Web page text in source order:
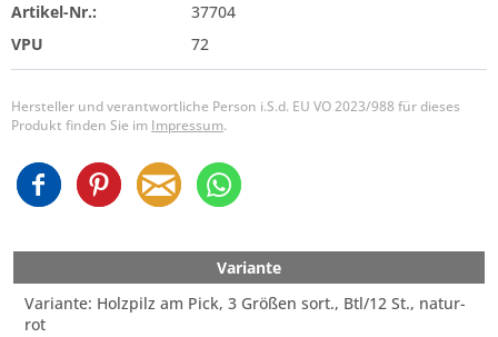
Artikel-Nr.:
37704
VPU
72
Hersteller und verantwortliche Person i.S.d. EU VO 2023/988 für dieses
Produkt finden Sie im Impressum.
Variante
Variante: Holzpilz am Pick, 3 Größen sort., Btl/12 St., natur-
rot